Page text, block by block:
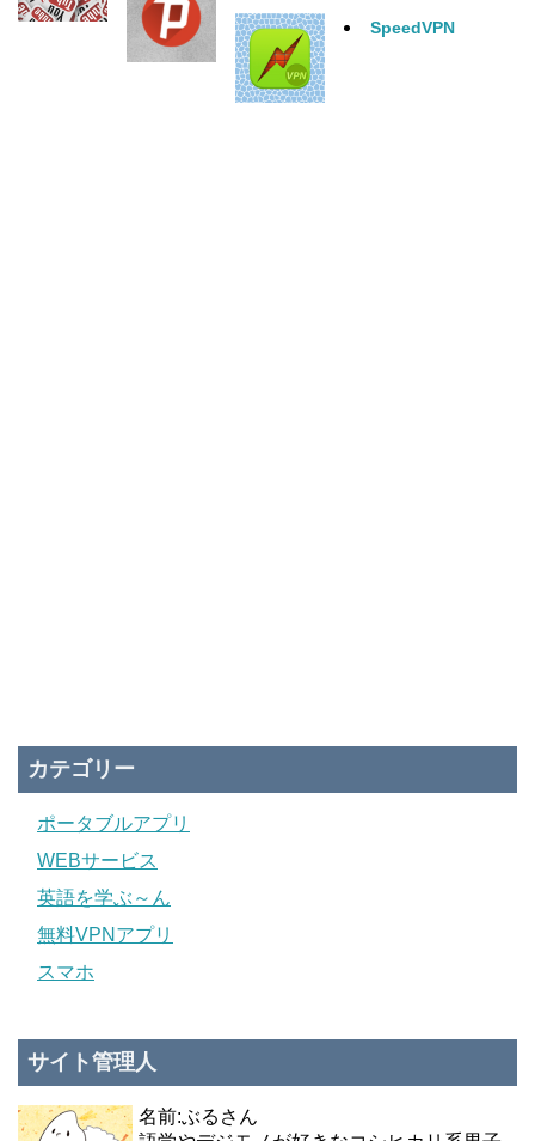
SpeedVPN
カテゴリー
ポータブルアプリ
WEBサービス
英語を学ぶ～ん
無料VPNアプリ
スマホ
サイト管理人
名前:ぶるさん